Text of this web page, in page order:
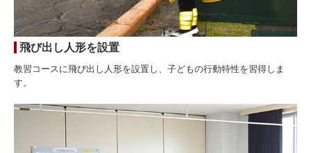
飛び出し人形を設置
教習コースに飛び出し人形を設置し、子どもの行動特性を習得しま
す。